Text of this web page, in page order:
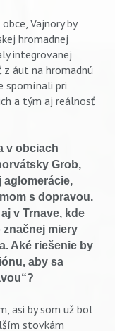
Vajnory by
hromadnej
integrovanej
z áut na hromadnú
spomínali pri
a tým aj reálnosť
v obciach
Grob,
aglomerácie,
s dopravou.
v Trnave, kde
značnej miery
Aké riešenie by
aby sa
asi by som už bol
stovkám